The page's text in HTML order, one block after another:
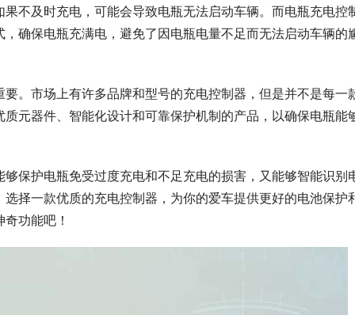
不及时充电，可能会导致电瓶无法启动车辆。而电瓶充电控
确保电瓶充满电，避免了因电瓶电量不足而无法启动车辆的
。市场上有许多品牌和型号的充电控制器，但是并不是每一
元器件、智能化设计和可靠保护机制的产品，以确保电瓶能
保护电瓶免受过度充电和不足充电的损害，又能够智能识别
择一款优质的充电控制器，为你的爱车提供更好的电池保护
功能吧！